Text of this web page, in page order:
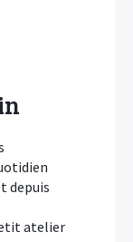
depuis
atelier